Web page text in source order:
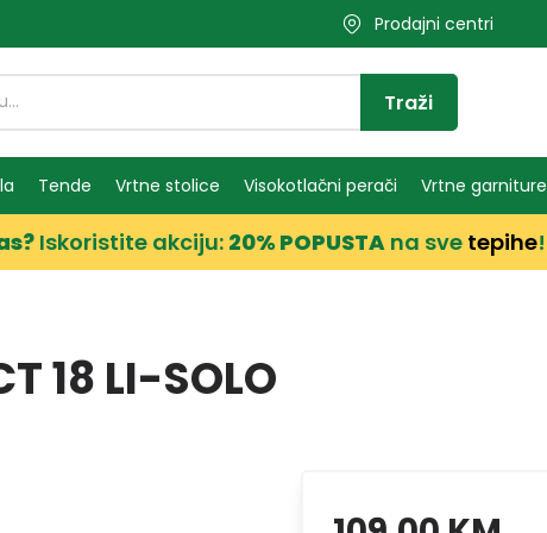
Prodajni centri
Traži
Tende Vrtne stolice Visokotlačni perači Vrtne garniture
Iskoristite akciju: 20% POPUSTA na sve tepihe!
18 LI-SOLO